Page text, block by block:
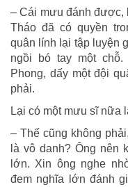
– Cái mưu đánh
Tháo đã có quyền
quân lính lại tập luyện
ngồi bó tay một
Phong, dấy một đội
phải.
Lại có một mưu sĩ nữa
– Thế cũng không
là vô danh? Ông nên
lớn. Xin ông nghe
đem nghĩa lớn đánh